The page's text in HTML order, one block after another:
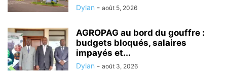
Dylan - août 5, 2026
AGROPAG au bord du gouffre :
budgets bloqués, salaires
impayés et...
Dylan - août 3, 2026